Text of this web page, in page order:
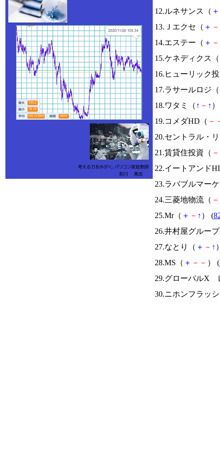
12.ルネサンス（ ＋
13.Ｊエクセ（ ＋ －
14.エステー（ ＋ －
15.ケネディクス（
16.ヒューリック
17.ラサールロジ（
18.ワタミ（ ↑ － ↑
19.コメダHD（ －
20.セントラル・
21.賃貸住投資（ －
22.イートアンド
23.ラバブルマー
24.三菱地物流（ －
25.Mr（ ＋ － ↑ ） (
26.井村屋グルー
27.なとり（ ＋ － ↑
28.MS（ ＋ － － ） (
29.グローバルX
30.ニホンフラッ